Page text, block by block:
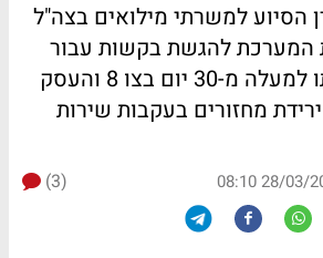
הסיוע למשרתי מילואים בצה"ל
המערכת להגשת בקשות עבור
עצמאיים ששירתו למעלה מ-30 יום בצו 8 והעסק
מחזורים בעקבות שירות
28/03/2024
(3)